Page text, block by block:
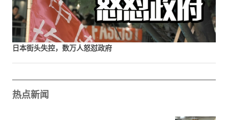
日本街头失控，数万人怒怼政府
热点新闻